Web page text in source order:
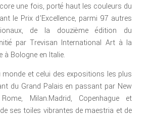
une fois, porté haut les couleurs du
le Prix d’Excellence, parmi 97 autres
de la douzième édition du
par Trevisan International Art à la
à Bologne en Italie.
monde et celui des expositions les plus
du Grand Palais en passant par New
Milan.Madrid, Copenhague et
ses toiles vibrantes de maestria et de